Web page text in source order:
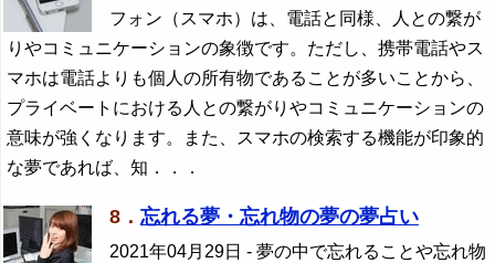
フォン（スマホ）は、電話と同様、人との繋が
りやコミュニケーションの象徴です。ただし、携帯電話やス
マホは電話よりも個人の所有物であることが多いことから、
プライベートにおける人との繋がりやコミュニケーションの
意味が強くなります。また、スマホの検索する機能が印象的
な夢であれば、知．．．
8． 忘れる夢・忘れ物の夢の夢占い
2021年04月29日 - 夢の中で忘れることや忘れ物